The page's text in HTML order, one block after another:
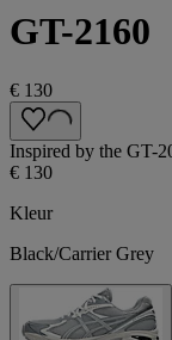
GT-2160
€ 130
Inspired by the GT-
€ 130
Kleur
Black/Carrier Grey